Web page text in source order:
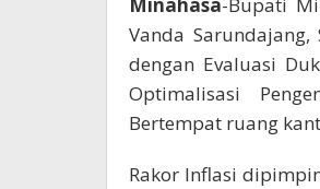
Vanda
dengan Evaluasi
Optimalisasi
Bertempat ruang
Rakor Inflasi